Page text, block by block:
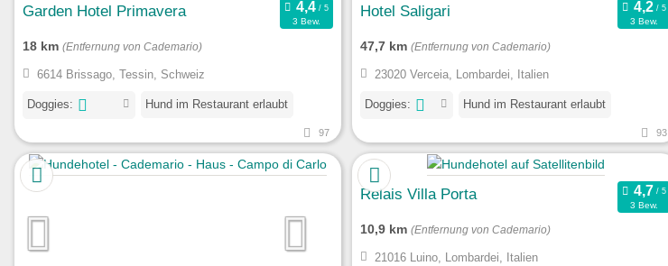
Garden Hotel Primavera
3 Bew.
18 km (Entfernung von Cademario)
6614 Brissago, Tessin, Schweiz
Doggies: Hund im Restaurant erlaubt
97
Hotel Saligari
3 Bew.
47,7 km (Entfernung von Cademario)
23020 Verceia, Lombardei, Italien
Doggies: Hund im Restaurant erlaubt
93
Relais Villa Porta
3 Bew.
10,9 km (Entfernung von Cademario)
21016 Luino, Lombardei, Italien